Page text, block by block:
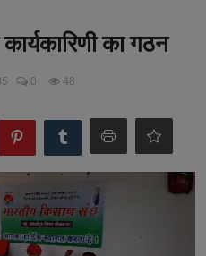
का गठन
0 48